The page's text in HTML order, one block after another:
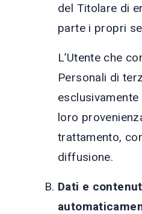
del Titolare di
parte i propri
L’Utente che
Personali di
loro
trattamento,
diffusione.
Dati e